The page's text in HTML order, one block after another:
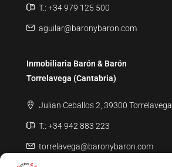
T.: +34 979 125 500
aguilar@baronybaron.com
Inmobiliaria Barón & Barón
Torrelavega (Cantabria)
Julian Ceballos 2, 39300 Torrelavega
T.: +34 942 883 223
torrelavega@baronybaron.com